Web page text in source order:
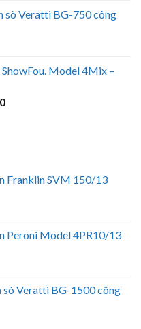
sò Veratti BG-750 công
Model 4Mix –
Giá
Franklin SVM 150/13
Peroni Model 4PR10/13
Veratti BG-1500 công